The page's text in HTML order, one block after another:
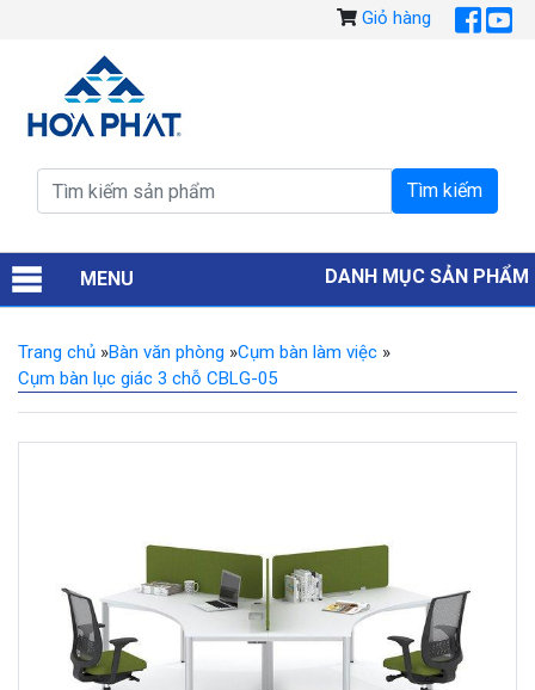
Giỏ hàng
MENU DANH MỤC SẢN PHẨM
Trang chủ »Bàn văn phòng »Cụm bàn làm việc »
Cụm bàn lục giác 3 chỗ CBLG-05